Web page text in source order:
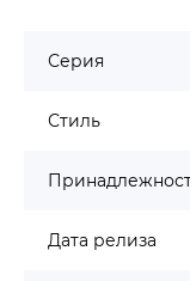
Серия
Стиль
Дата релиза